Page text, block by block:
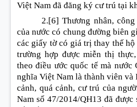
Việt Nam đã đăng ký cư trú tại
2.[6] Thương nhân,
của nước có chung đường biên
các giấy tờ có giá trị thay thế
trường hợp được miễn thị
theo điều ước quốc tế mà nước
nghĩa Việt Nam là thành viên và
cảnh, quá cảnh, cư trú của
Nam số 47/2014/QH13 đã